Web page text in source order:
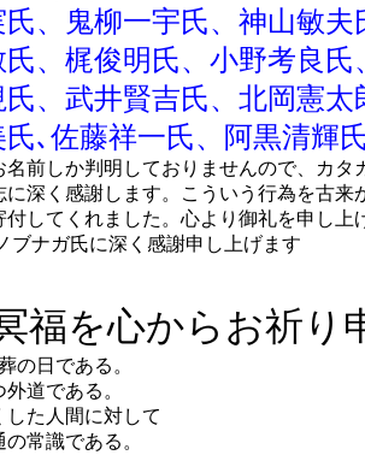
、鬼柳一宇氏、神山敏夫
、梶俊明氏、小野考良氏
、武井賢吉氏、北岡憲太
､佐藤祥一氏、阿黒清輝氏
前しか判明しておりませんので、カタ
深く感謝します。こういう行為を古来
してくれました。心より御礼を申し上
ブナガ氏に深く感謝申し上げます
福を心からお祈り
の日である。
道である。
た人間に対して
常識である。